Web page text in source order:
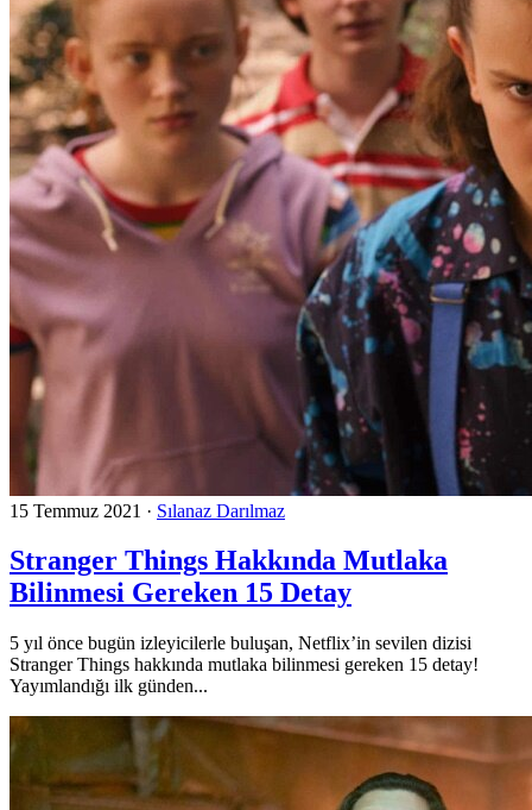
15 Temmuz 2021 · Sılanaz Darılmaz
Stranger Things Hakkında Mutlaka
Bilinmesi Gereken 15 Detay
5 yıl önce bugün izleyicilerle buluşan, Netflix’in sevilen dizisi
Stranger Things hakkında mutlaka bilinmesi gereken 15 detay!
Yayımlandığı ilk günden...